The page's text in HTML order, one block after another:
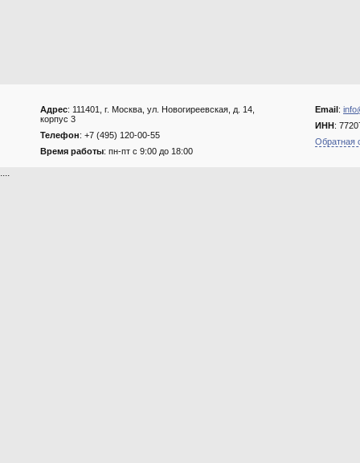
Адрес: 111401, г. Москва, ул. Новогиреевская, д. 14,
корпус 3
Телефон: +7 (495) 120-00-55
Время работы: пн-пт с 9:00 до 18:00
Email:
ИНН:
Обратная
....